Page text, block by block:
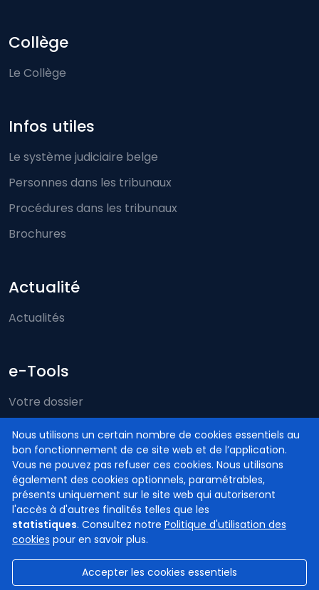
Nous utilisons un certain nombre de cookies essentiels au
bon fonctionnement de ce site web et de l’application.
Vous ne pouvez pas refuser ces cookies. Nous utilisons
également des cookies optionnels, paramétrables,
présents uniquement sur le site web qui autoriseront
l'accès à d'autres finalités telles que les
statistiques. Consultez notre Politique d'utilisation des
cookies pour en savoir plus.
Accepter les cookies essentiels
Collège
Le Collège
Infos utiles
Le système judiciaire belge
Personnes dans les tribunaux
Procédures dans les tribunaux
Brochures
Actualité
Actualités
e-Tools
Votre dossier
Just-on-web
e-Deposit
Compétence territoriale
© Cours et tribunaux de Belgique 2026